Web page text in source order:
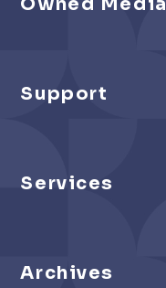
Support
Services
Archives